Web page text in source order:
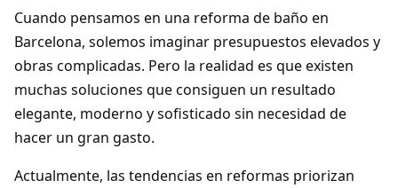
Cuando pensamos en una reforma de baño en
Barcelona, solemos imaginar presupuestos elevados y
obras complicadas. Pero la realidad es que existen
muchas soluciones que consiguen un resultado
elegante, moderno y sofisticado sin necesidad de
hacer un gran gasto.
Actualmente, las tendencias en reformas priorizan